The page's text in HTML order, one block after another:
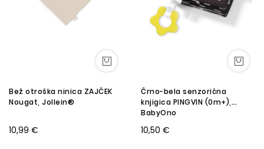
Bež otroška ninica ZAJČEK
Nougat, Jollein®
10,99 €
Črno-bela senzorična
knjigica PINGVIN (0m+),
BabyOno
10,50 €